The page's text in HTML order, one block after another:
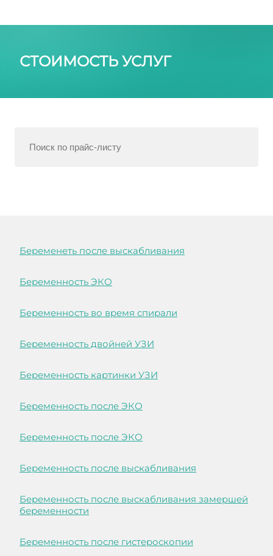
СТОИМОСТЬ УСЛУГ
Беременеть после выскабливания
Беременность ЭКО
Беременность во время спирали
Беременность двойней УЗИ
Беременность картинки УЗИ
Беременность после ЭКО
Беременность после ЭКО
Беременность после выскабливания
Беременность после выскабливания замершей
беременности
Беременность после гистероскопии